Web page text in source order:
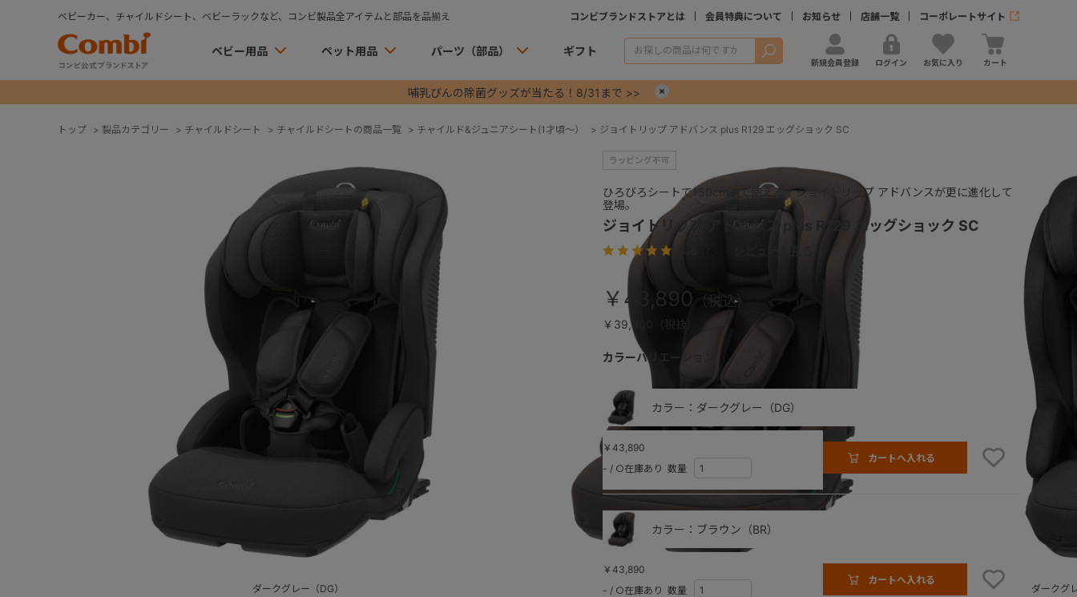
ベビーカー、チャイルドシート、ベビーラックなど、コンビ製品全アイテムと部品を品揃え コンビブランドストアとは 会員特典について お知らせ 店舗一覧 コーポレートサイト
ベビー用品 ペット用品 パーツ（部品） ギフト 検索
新規会員登録 ログイン お気に入り カート
哺乳びんの除菌グッズが当たる！8/31まで >>
トップ > 製品カテゴリー > チャイルドシート > チャイルドシートの商品一覧 > チャイルド&ジュニアシート(1才頃～） > ジョイトリップ アドバンス plus R129 エッグショック SC
ダークグレー（DG） ブラウン（BR） ダークグ
ひろびろシートで150cmまで使える！ジョイトリップ アドバンスが更に進化して
登場。
ジョイトリップ アドバンス plus R129 エッグショック SC
レビューを見る
￥43,890
￥39,900（税抜）
カラーバリエーション
カラー：ダークグレー（DG）
￥43,890
- / ○在庫あり 数量
カートへ入れる
カラー：ブラウン（BR）
￥43,890
- / ○在庫あり 数量
カートへ入れる